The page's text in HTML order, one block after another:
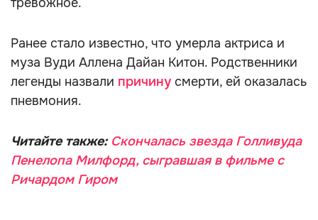
Ранее стало известно, что умерла актриса и
муза Вуди Аллена Дайан Китон. Родственники
легенды назвали причину смерти, ей оказалась
пневмония.
Читайте также: Скончалась звезда Голливуда
Пенелопа Милфорд, сыгравшая в фильме с
Ричардом Гиром